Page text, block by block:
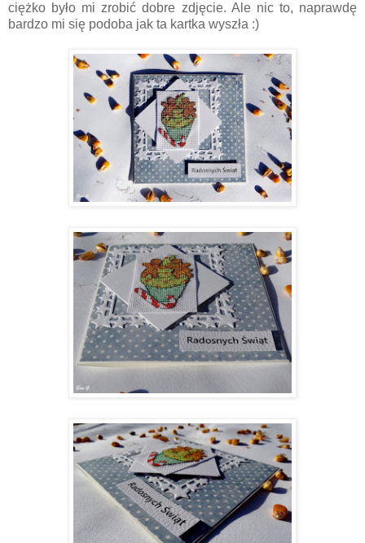
ciężko było mi zrobić dobre zdjęcie. Ale nic to, naprawdę
bardzo mi się podoba jak ta kartka wyszła :)